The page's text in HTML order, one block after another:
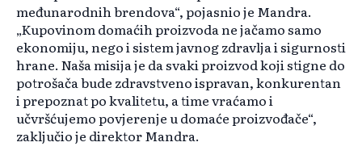
međunarodnih brendova“, pojasnio je Mandra.
„Kupovinom domaćih proizvoda ne jačamo samo
ekonomiju, nego i sistem javnog zdravlja i sigurnosti
hrane. Naša misija je da svaki proizvod koji stigne do
potrošača bude zdravstveno ispravan, konkurentan
i prepoznat po kvalitetu, a time vraćamo i
učvršćujemo povjerenje u domaće proizvođače“,
zaključio je direktor Mandra.